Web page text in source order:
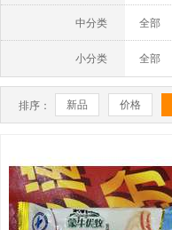
中分类 全部
小分类 全部
排序： 新品 价格